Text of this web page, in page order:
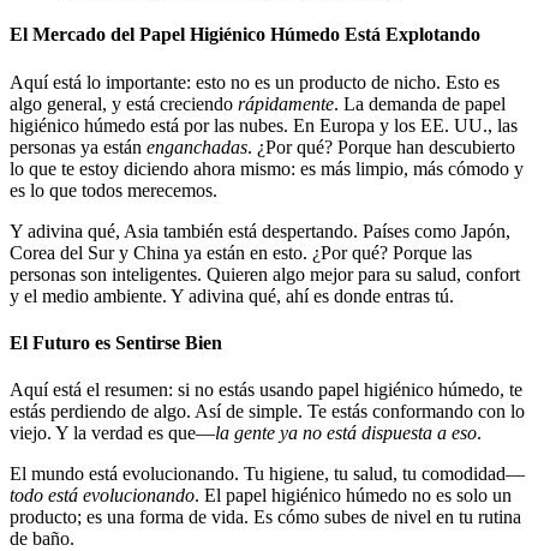
El Mercado del Papel Higiénico Húmedo Está Explotando
Aquí está lo importante: esto no es un producto de nicho. Esto es
algo general, y está creciendo rápidamente. La demanda de papel
higiénico húmedo está por las nubes. En Europa y los EE. UU., las
personas ya están enganchadas. ¿Por qué? Porque han descubierto
lo que te estoy diciendo ahora mismo: es más limpio, más cómodo y
es lo que todos merecemos.
Y adivina qué, Asia también está despertando. Países como Japón,
Corea del Sur y China ya están en esto. ¿Por qué? Porque las
personas son inteligentes. Quieren algo mejor para su salud, confort
y el medio ambiente. Y adivina qué, ahí es donde entras tú.
El Futuro es Sentirse Bien
Aquí está el resumen: si no estás usando papel higiénico húmedo, te
estás perdiendo de algo. Así de simple. Te estás conformando con lo
viejo. Y la verdad es que—la gente ya no está dispuesta a eso.
El mundo está evolucionando. Tu higiene, tu salud, tu comodidad—
todo está evolucionando. El papel higiénico húmedo no es solo un
producto; es una forma de vida. Es cómo subes de nivel en tu rutina
de baño.